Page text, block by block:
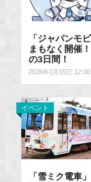
「ジャパンモ
まもなく開催
の3日間！
2026年1月15日 12:00
イベント
「雪ミク電車